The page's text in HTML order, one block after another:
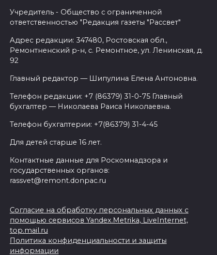
Учредитель - Общество с ограниченной
ответственностью "Редакция газеты "Рассвет"
Адрес редакции: 347480, Ростовская обл.,
Ремонтненский р-н, с. Ремонтное, ул. Ленинская, д.
92
Главный редактор — Шипулина Елена Антоновна.
Телефон редакции: +7 (86379) 31-0-75 Главный
бухгалтер — Николаева Раиса Николаевна.
Телефон бухгалтерии: +7(86379) 31-4-45
Для детей старше 16 лет.
Контактные данные для Роскомнадзора и
государственных органов:
rassvet@remont.donpac.ru
Согласие на обработку персональных данных с
помощью сервисов Yandex.Metrika, LiveInternet,
top.mail.ru
Политика конфиденциальности и защиты
информации